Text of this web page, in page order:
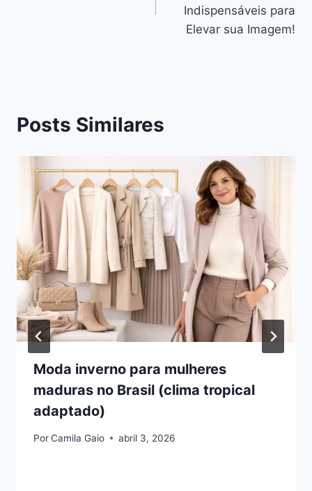
Indispensáveis para
Elevar sua Imagem!
Posts Similares
Moda inverno para mulheres
maduras no Brasil (clima tropical
adaptado)
PorCamila Gaio abril 3, 2026